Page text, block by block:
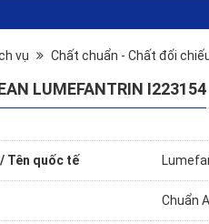
vụ Chất chuẩn - Chất đối
LUMEFANTRIN I223154
Tên quốc tế
Chuẩn